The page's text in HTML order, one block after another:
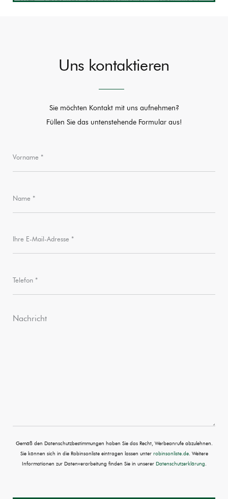
Uns kontaktieren
Sie möchten Kontakt mit uns aufnehmen?
Füllen Sie das untenstehende Formular aus!
Gemäß den Datenschutzbestimmungen haben Sie das Recht, Werbeanrufe abzulehnen.
Sie können sich in die Robinsonliste eintragen lassen unter robinsonliste.de. Weitere
Informationen zur Datenverarbeitung finden Sie in unserer Datenschutzerklärung.